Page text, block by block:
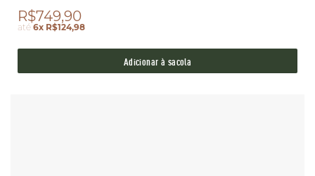
R$749,90
até6x R$124,98
Adicionar à sacola